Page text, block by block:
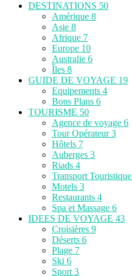
DESTINATIONS 50
Amérique 8
Asie 8
Afrique 7
Europe 10
Australie 6
Îles 8
GUIDE DE VOYAGE 19
Equipements 4
Bons Plans 6
TOURISME 50
Agence de voyage 6
Tour Opérateur3
Hôtels 7
Auberges 3
Riads 4
Transport Touristique
Motels 3
Restaurants 4
Spa et Massage 6
IDEES DE VOYAGE 43
Croisières 9
Déserts 6
Plage 7
Ski 6
Sport 3